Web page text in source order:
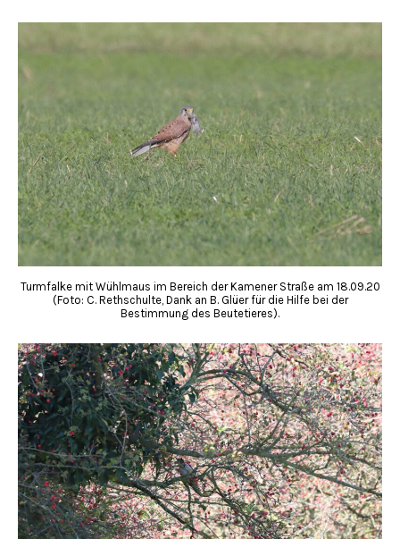
Turmfalke mit Wühlmaus im Bereich der Kamener Straße am 18.09.20
(Foto: C. Rethschulte, Dank an B. Glüer für die Hilfe bei der
Bestimmung des Beutetieres).